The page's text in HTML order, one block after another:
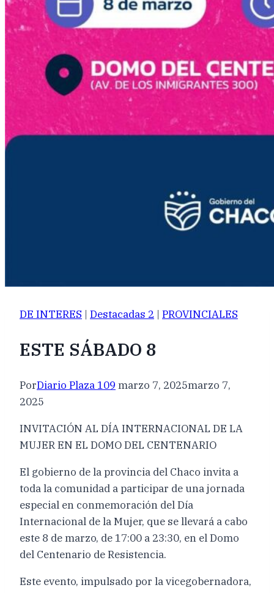
DE INTERES | Destacadas 2 | PROVINCIALES
ESTE SÁBADO 8
PorDiario Plaza 109 marzo 7, 2025marzo 7,
2025
INVITACIÓN AL DÍA INTERNACIONAL DE LA
MUJER EN EL DOMO DEL CENTENARIO
El gobierno de la provincia del Chaco invita a
toda la comunidad a participar de una jornada
especial en conmemoración del Día
Internacional de la Mujer, que se llevará a cabo
este 8 de marzo, de 17:00 a 23:30, en el Domo
del Centenario de Resistencia.
Este evento, impulsado por la vicegobernadora,